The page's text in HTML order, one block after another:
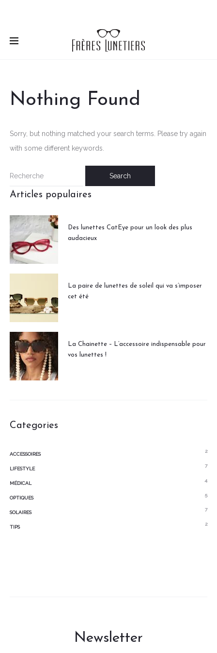
Nothing Found
Sorry, but nothing matched your search terms. Please try again
with some different keywords.
Recherche
Articles populaires
Des lunettes CatEye pour un look des plus
audacieux
La paire de lunettes de soleil qui va s’imposer
cet été
La Chainette – L’accessoire indispensable pour
vos lunettes !
Categories
ACCESSOIRES
2
LIFESTYLE
7
MÉDICAL
4
OPTIQUES
5
SOLAIRES
7
TIPS
2
Newsletter